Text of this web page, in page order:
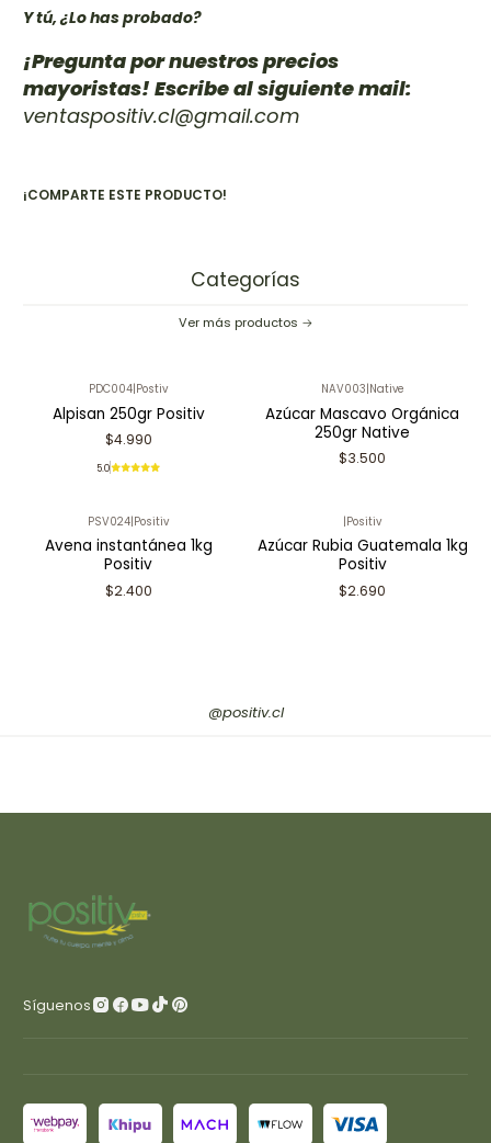
Y tú, ¿Lo has probado?
¡Pregunta por nuestros precios
mayoristas! Escribe al siguiente mail:
ventaspositiv.cl@gmail.com
¡COMPARTE ESTE PRODUCTO!
Categorías
Ver más productos
PDC004|Postiv
Alpisan 250gr Positiv
$4.990
5.0
NAV003|Native
Azúcar Mascavo Orgánica
250gr Native
$3.500
PSV024|Positiv
Avena instantánea 1kg
Positiv
$2.400
|Positiv
Azúcar Rubia Guatemala 1kg
Positiv
$2.690
@positiv.cl
Síguenos